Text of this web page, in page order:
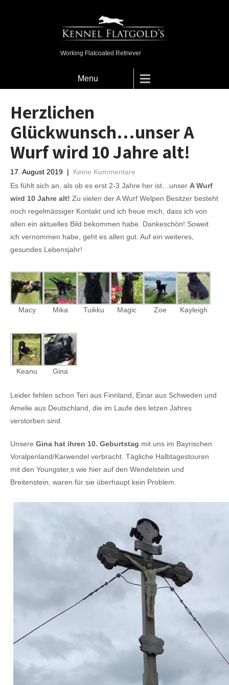
Working Flatcoated Retriever
Menu
Herzlichen
Glückwunsch…unser A
Wurf wird 10 Jahre alt!
17. August 2019 | Keine Kommentare
Es fühlt sich an, als ob es erst 2-3 Jahre her ist…unser A Wurf
wird 10 Jahre alt! Zu vielen der A Wurf Welpen Besitzer besteht
noch regelmässiger Kontakt und ich freue mich, dass ich von
allen ein aktuelles Bild bekommen habe. Dankeschön! Soweit
ich vernommen habe, geht es allen gut. Auf ein weiteres,
gesundes Lebensjahr!
Macy Mika Tuikku Magic Zoe Kayleigh
Keanu Gina
Leider fehlen schon Teri aus Finnland, Einar aus Schweden und
Amelie aus Deutschland, die im Laufe des letzen Jahres
verstorben sind.
Unsere Gina hat ihren 10. Geburtstag mit uns im Bayrischen
Voralpenland/Karwendel verbracht. Tägliche Halbtagestouren
mit den Youngster,s wie hier auf den Wendelstein und
Breitenstein, waren für sie überhaupt kein Problem.